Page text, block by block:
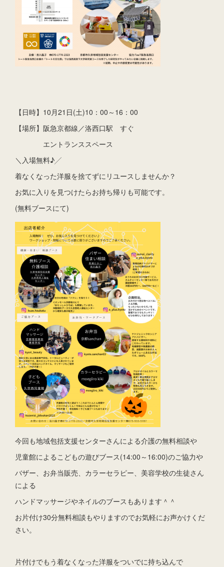
【日時】10月21日(土)10：00～16：00
【場所】阪急京都線／洛西口駅 すぐ
エントランススペース
＼入場無料♪╱
着なくなった洋服を捨てずにリユースしませんか？
お気に入りを見つけたらお持ち帰りも可能です。
(無料ブースにて)
今回も地域包括支援センターさんによる介護の無料相談や
児童館によるこどもの遊びブース(14:00～16:00)のご協力や
バザー、お弁当販売、カラーセラピー、美容学校の生徒さん
による
ハンドマッサージやネイルのブースもあります＾＾
お片付け30分無料相談もやりますのでお気軽にお声かけくだ
さい。
片付けでもう着なくなった洋服をついでに持ち込んで